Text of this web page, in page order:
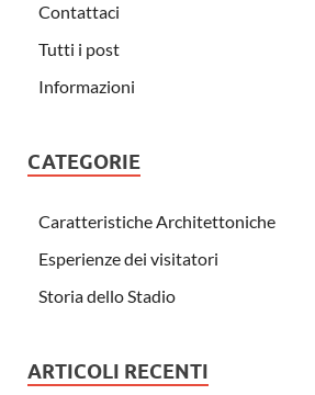
Contattaci
Tutti i post
Informazioni
CATEGORIE
Caratteristiche Architettoniche
Esperienze dei visitatori
Storia dello Stadio
ARTICOLI RECENTI